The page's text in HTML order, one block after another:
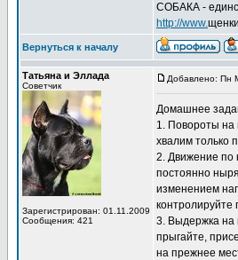
СОБАКА -
http://www.
Вернуться к началу
Татьяна и Эллада
Советчик
Зарегистрирован: 01.11.2009
Сообщения: 421
Добавлено: Пн
Домашнее
1. Повороты на
хвалим только
2. Движение по
постоянно
изменением
контролируйте
3. Выдержка на
прыгайте,
на прежнее